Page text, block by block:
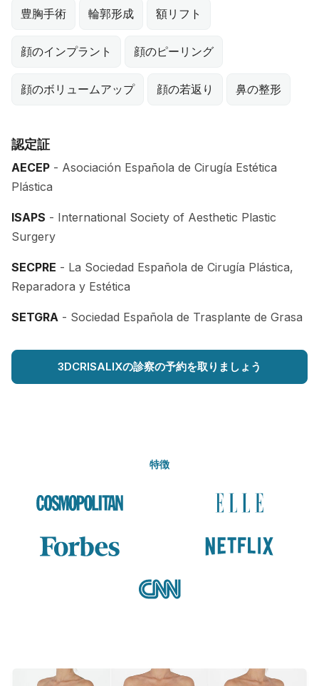
豊胸手術 輪郭形成 額リフト
顔のインプラント 顔のピーリング
顔のボリュームアップ 顔の若返り 鼻の整形
認定証
AECEP - Asociación Española de Cirugía Estética
Plástica
ISAPS - International Society of Aesthetic Plastic
Surgery
SECPRE - La Sociedad Española de Cirugía Plástica,
Reparadora y Estética
SETGRA - Sociedad Española de Trasplante de Grasa
3DCRISALIXの診察の予約を取りましょう
特徴